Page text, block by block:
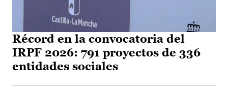
Récord en la convocatoria del
IRPF 2026: 791 proyectos de 336
entidades sociales